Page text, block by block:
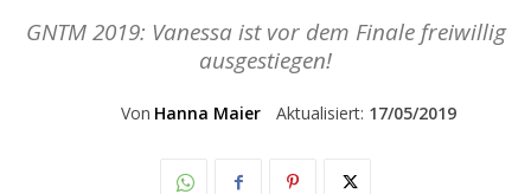
GNTM 2019: Vanessa ist vor dem Finale freiwillig
ausgestiegen!
Von Hanna Maier Aktualisiert: 17/05/2019